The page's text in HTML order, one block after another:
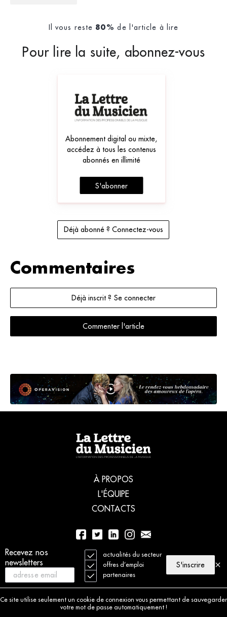
Recevez nos
newsletters
actualités du secteur
offres d’emploi
partenaires
S'inscrire
Ce site utilise seulement un cookie de connexion vous permettant de sauvegarder
votre mot de passe automatiquement !
Il vous reste 80% de l'article à lire
Pour lire la suite, abonnez-vous
Abonnement digital ou mixte,
accédez à tous les contenus
abonnés en illimité
S'abonner
Déjà abonné ? Connectez-vous
Commentaires
Déjà inscrit ? Se connecter
Commenter l'article
À PROPOS
L'ÉQUIPE
CONTACTS
01 56 77 04 00
© 2021 La Lettre du Musicien. Tous droits réservés
Charte déontologique